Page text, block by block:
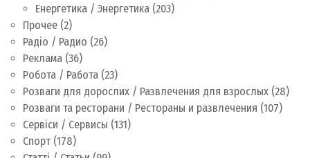
Енергетика / Энергетика (203)
Прочее (2)
Радіо / Радио (26)
Реклама (36)
Робота / Работа (23)
Розваги для дорослих / Развлечения для взрослых (28)
Розваги та ресторани / Рестораны и развлечения (107)
Сервіси / Сервисы (131)
Спорт (178)